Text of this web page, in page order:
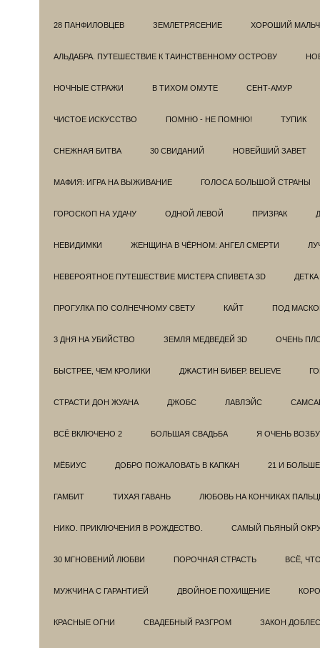
28 ПАНФИЛОВЦЕВ ЗЕМЛЕТРЯСЕНИЕ ХОРОШИЙ
АЛЬДАБРА. ПУТЕШЕСТВИЕ К ТАИНСТВЕННОМУ ОСТРОВУ
НОЧНЫЕ СТРАЖИ В ТИХОМ ОМУТЕ СЕНТ-АМУР
ЧИСТОЕ ИСКУССТВО ПОМНЮ - НЕ ПОМНЮ! ТУПИК
СНЕЖНАЯ БИТВА 30 СВИДАНИЙ НОВЕЙШИЙ ЗАВЕТ
МАФИЯ: ИГРА НА ВЫЖИВАНИЕ ГОЛОСА БОЛЬШОЙ СТРАНЫ
ГОРОСКОП НА УДАЧУ ОДНОЙ ЛЕВОЙ ПРИЗРАК
НЕВИДИМКИ ЖЕНЩИНА В ЧЁРНОМ: АНГЕЛ СМЕРТИ
НЕВЕРОЯТНОЕ ПУТЕШЕСТВИЕ МИСТЕРА СПИВЕТА 3D ДЕТКА
ПРОГУЛКА ПО СОЛНЕЧНОМУ СВЕТУ КАЙТ ПОД
3 ДНЯ НА УБИЙСТВО ЗЕМЛЯ МЕДВЕДЕЙ 3D ОЧЕНЬ
БЫСТРЕЕ, ЧЕМ КРОЛИКИ ДЖАСТИН БИБЕР. BELIEVE
СТРАСТИ ДОН ЖУАНА ДЖОБС ЛАВЛЭЙС
ВСЁ ВКЛЮЧЕНО 2 БОЛЬШАЯ СВАДЬБА Я ОЧЕНЬ
МЁБИУС ДОБРО ПОЖАЛОВАТЬ В КАПКАН 21 И БОЛЬШЕ
ГАМБИТ ТИХАЯ ГАВАНЬ ЛЮБОВЬ НА КОНЧИКАХ
НИКО. ПРИКЛЮЧЕНИЯ В РОЖДЕСТВО. САМЫЙ ПЬЯНЫЙ
30 МГНОВЕНИЙ ЛЮБВИ ПОРОЧНАЯ СТРАСТЬ ВСЁ,
МУЖЧИНА С ГАРАНТИЕЙ ДВОЙНОЕ ПОХИЩЕНИЕ
КРАСНЫЕ ОГНИ СВАДЕБНЫЙ РАЗГРОМ ЗАКОН